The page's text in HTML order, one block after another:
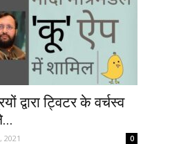
द्वारा ट्विटर के वर्चस्व
2021 0